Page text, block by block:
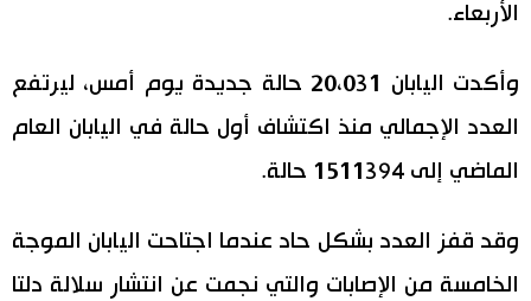
الأقسام
صور
أشخاص
تجارب وآراء
الأكثر تفاعلا
اللغة اليابانية
موسوعة اليابان
تواصل معنا
الأربعاء.
وأكدت اليابان 20،031 حالة جديدة يوم أمس، ليرتفع
العدد الإجمالي منذ اكتشاف أول حالة في اليابان العام
الماضي إلى 1511394 حالة.
وقد قفز العدد بشكل حاد عندما اجتاحت اليابان الموجة
الخامسة من الإصابات والتي نجمت عن انتشار سلالة دلتا